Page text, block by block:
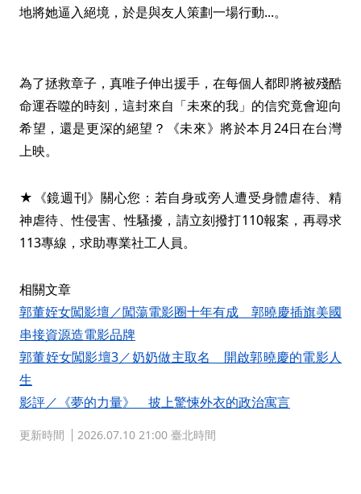
地將她逼入絕境，於是與友人策劃一場行動...。
為了拯救章子，真唯子伸出援手，在每個人都即將被殘酷
命運吞噬的時刻，這封來自「未來的我」的信究竟會迎向
希望，還是更深的絕望？《未來》將於本月24日在台灣
上映。
★《鏡週刊》關心您：若自身或旁人遭受身體虐待、精
神虐待、性侵害、性騷擾，請立刻撥打110報案，再尋求
113專線，求助專業社工人員。
相關文章
郭董姪女闖影壇／闖蕩電影圈十年有成 郭曉慶插旗美國
串接資源造電影品牌
郭董姪女闖影壇3／奶奶做主取名 開啟郭曉慶的電影人
生
影評／《夢的力量》 披上驚悚外衣的政治寓言
更新時間 2026.07.10 21:00 臺北時間